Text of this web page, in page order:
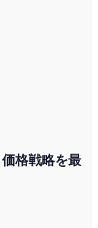
格戦略を最